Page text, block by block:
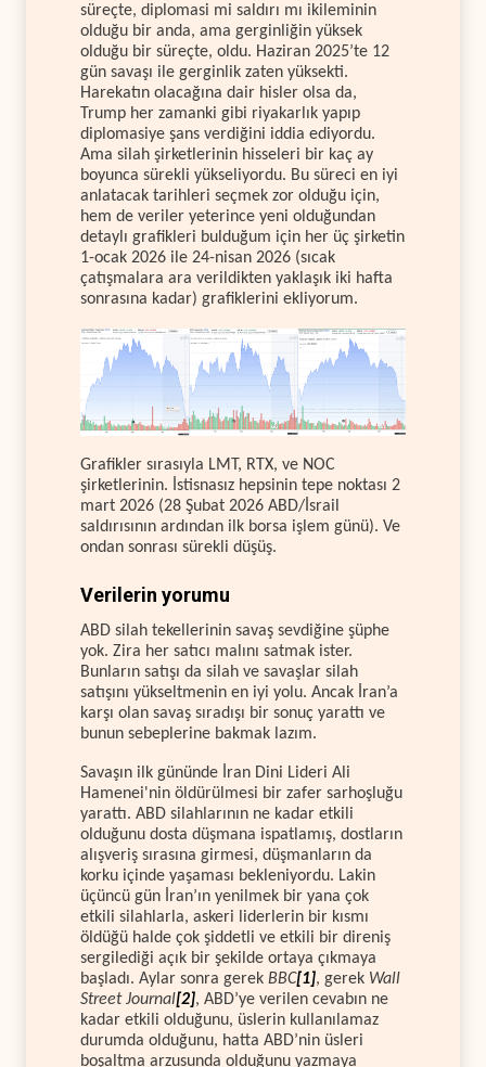
süreçte, diplomasi mi saldırı mı ikileminin
olduğu bir anda, ama gerginliğin yüksek
olduğu bir süreçte, oldu. Haziran 2025’te 12
gün savaşı ile gerginlik zaten yüksekti.
Harekatın olacağına dair hisler olsa da,
Trump her zamanki gibi riyakarlık yapıp
diplomasiye şans verdiğini iddia ediyordu.
Ama silah şirketlerinin hisseleri bir kaç ay
boyunca sürekli yükseliyordu. Bu süreci en iyi
anlatacak tarihleri seçmek zor olduğu için,
hem de veriler yeterince yeni olduğundan
detaylı grafikleri bulduğum için her üç şirketin
1-ocak 2026 ile 24-nisan 2026 (sıcak
çatışmalara ara verildikten yaklaşık iki hafta
sonrasına kadar) grafiklerini ekliyorum.
Grafikler sırasıyla LMT, RTX, ve NOC
şirketlerinin. İstisnasız hepsinin tepe noktası 2
mart 2026 (28 Şubat 2026 ABD/İsrail
saldırısının ardından ilk borsa işlem günü). Ve
ondan sonrası sürekli düşüş.
Verilerin yorumu
ABD silah tekellerinin savaş sevdiğine şüphe
yok. Zira her satıcı malını satmak ister.
Bunların satışı da silah ve savaşlar silah
satışını yükseltmenin en iyi yolu. Ancak İran’a
karşı olan savaş sıradışı bir sonuç yarattı ve
bunun sebeplerine bakmak lazım.
Savaşın ilk gününde İran Dini Lideri Ali
Hamenei'nin öldürülmesi bir zafer sarhoşluğu
yarattı. ABD silahlarının ne kadar etkili
olduğunu dosta düşmana ispatlamış, dostların
alışveriş sırasına girmesi, düşmanların da
korku içinde yaşaması bekleniyordu. Lakin
üçüncü gün İran’ın yenilmek bir yana çok
etkili silahlarla, askeri liderlerin bir kısmı
öldüğü halde çok şiddetli ve etkili bir direniş
sergilediği açık bir şekilde ortaya çıkmaya
başladı. Aylar sonra gerek BBC[1], gerek Wall
Street Journal[2], ABD’ye verilen cevabın ne
kadar etkili olduğunu, üslerin kullanılamaz
durumda olduğunu, hatta ABD’nin üsleri
boşaltma arzusunda olduğunu yazmaya